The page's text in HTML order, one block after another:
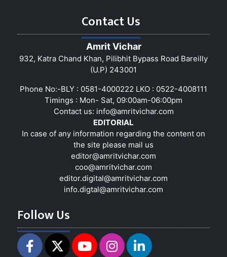
Contact Us
Amrit Vichar
932, Katra Chand Khan, Pilibhit Bypass Road Bareilly
(U.P) 243001
Phone No:-BLY : 0581-4000222 LKO : 0522-4008111
Timings : Mon- Sat, 09:00am-06:00pm
Contact us: info@amritvichar.com
EDITORIAL
In case of any information regarding the content on
the site please mail us
editor@amritvichar.com
coo@amritvichar.com
editor.digital@amritvichar.com
info.digtal@amritvichar.com
Follow Us